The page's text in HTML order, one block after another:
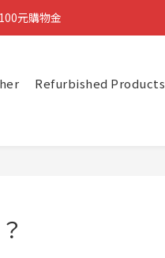
元購物金
元購物金
金
元購物金
Refurbished Products